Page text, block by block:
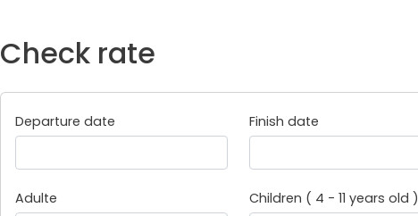
Check rate
Departure date Finish date
Adulte Children ( 4 - 11 years old )